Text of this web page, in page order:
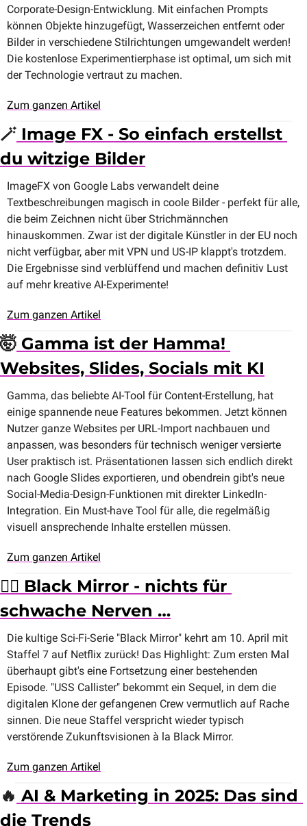
Corporate-Design-Entwicklung. Mit einfachen Prompts
können Objekte hinzugefügt, Wasserzeichen entfernt oder
Bilder in verschiedene Stilrichtungen umgewandelt werden!
Die kostenlose Experimentierphase ist optimal, um sich mit
der Technologie vertraut zu machen.
Zum ganzen Artikel
🪄 Image FX - So einfach erstellst
du witzige Bilder
ImageFX von Google Labs verwandelt deine
Textbeschreibungen magisch in coole Bilder - perfekt für alle,
die beim Zeichnen nicht über Strichmännchen
hinauskommen. Zwar ist der digitale Künstler in der EU noch
nicht verfügbar, aber mit VPN und US-IP klappt's trotzdem.
Die Ergebnisse sind verblüffend und machen definitiv Lust
auf mehr kreative AI-Experimente!
Zum ganzen Artikel
🤯 Gamma ist der Hamma!
Websites, Slides, Socials mit KI
Gamma, das beliebte AI-Tool für Content-Erstellung, hat
einige spannende neue Features bekommen. Jetzt können
Nutzer ganze Websites per URL-Import nachbauen und
anpassen, was besonders für technisch weniger versierte
User praktisch ist. Präsentationen lassen sich endlich direkt
nach Google Slides exportieren, und obendrein gibt's neue
Social-Media-Design-Funktionen mit direkter LinkedIn-
Integration. Ein Must-have Tool für alle, die regelmäßig
visuell ansprechende Inhalte erstellen müssen.
Zum ganzen Artikel
🏴‍☠️ Black Mirror - nichts für
schwache Nerven …
Die kultige Sci-Fi-Serie "Black Mirror" kehrt am 10. April mit
Staffel 7 auf Netflix zurück! Das Highlight: Zum ersten Mal
überhaupt gibt's eine Fortsetzung einer bestehenden
Episode. "USS Callister" bekommt ein Sequel, in dem die
digitalen Klone der gefangenen Crew vermutlich auf Rache
sinnen. Die neue Staffel verspricht wieder typisch
verstörende Zukunftsvisionen à la Black Mirror.
Zum ganzen Artikel
🔥 AI & Marketing in 2025: Das sind
die Trends